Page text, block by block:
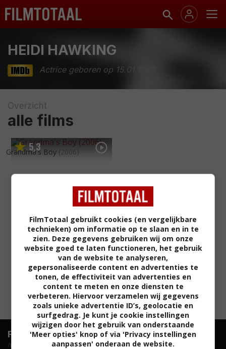
HEIDI HAWKING
Actrice geboren op 15.01.1980
Overzicht
alle films
5,3
Grandma's Boy (2006)
FilmTotaal.Hét online filmoverzicht.
hosted by
FilmTotaal gebruikt cookies (en vergelijkbare
technieken) om informatie op te slaan en in te
zien. Deze gegevens gebruiken wij om onze
website goed te laten functioneren, het gebruik
van de website te analyseren,
gepersonaliseerde content en advertenties te
tonen, de effectiviteit van advertenties en
content te meten en onze diensten te
verbeteren. Hiervoor verzamelen wij gegevens
zoals unieke advertentie ID’s, geolocatie en
surfgedrag. Je kunt je cookie instellingen
wijzigen door het gebruik van onderstaande
'Meer opties' knop of via 'Privacy instellingen
aanpassen' onderaan de website.